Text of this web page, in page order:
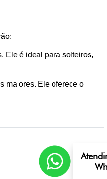
Ele é ideal para solteiros,
maiores. Ele oferece o